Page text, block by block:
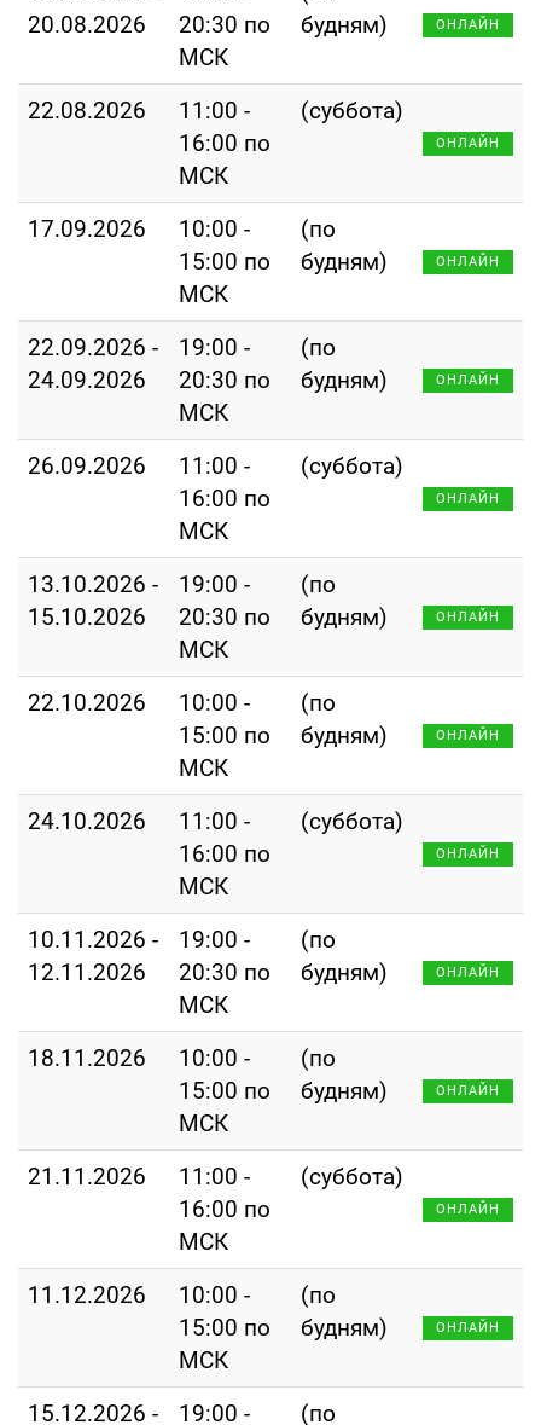
20.08.2026
20:30 по
МСК
будням)
ОНЛАЙН
22.08.2026
11:00 -
16:00 по
МСК
(суббота)
ОНЛАЙН
17.09.2026
10:00 -
15:00 по
МСК
(по
будням)
ОНЛАЙН
22.09.2026 -
24.09.2026
19:00 -
20:30 по
МСК
(по
будням)
ОНЛАЙН
26.09.2026
11:00 -
16:00 по
МСК
(суббота)
ОНЛАЙН
13.10.2026 -
15.10.2026
19:00 -
20:30 по
МСК
(по
будням)
ОНЛАЙН
22.10.2026
10:00 -
15:00 по
МСК
(по
будням)
ОНЛАЙН
24.10.2026
11:00 -
16:00 по
МСК
(суббота)
ОНЛАЙН
10.11.2026 -
12.11.2026
19:00 -
20:30 по
МСК
(по
будням)
ОНЛАЙН
18.11.2026
10:00 -
15:00 по
МСК
(по
будням)
ОНЛАЙН
21.11.2026
11:00 -
16:00 по
МСК
(суббота)
ОНЛАЙН
11.12.2026
10:00 -
15:00 по
МСК
(по
будням)
ОНЛАЙН
15.12.2026 - 19:00 - (по